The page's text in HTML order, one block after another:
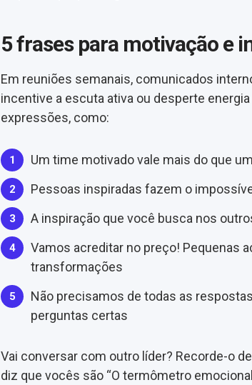
5 frases para motivação e
Em reuniões semanais, comunicados
incentive a escuta ativa ou desperte
expressões, como:
Um time motivado vale mais do que
Pessoas inspiradas fazem o
A inspiração que você busca nos
Vamos acreditar no preço! Pequenas
transformações
Não precisamos de todas as
perguntas certas
Vai conversar com outro líder? Recorde-o
diz que vocês são “O termômetro